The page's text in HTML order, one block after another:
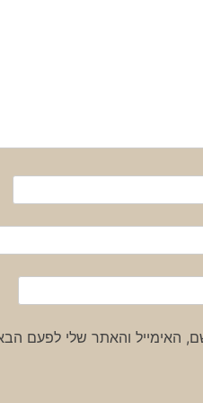
האימייל והאתר שלי לפעם